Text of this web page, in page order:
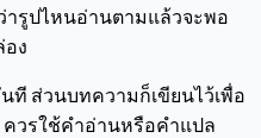
ารูปไหนอ่านตามแล้วจะพอ
ง
ที ส่วนบทความก็เขียนไว้เพื่อ
วรใช้คำอ่านหรือคำแปล